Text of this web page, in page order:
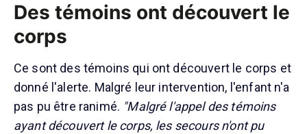
Des témoins ont découvert le
corps
Ce sont des témoins qui ont découvert le corps et
donné l'alerte. Malgré leur intervention, l'enfant n'a
pas pu être ranimé. "Malgré l'appel des témoins
ayant découvert le corps, les secours n'ont pu